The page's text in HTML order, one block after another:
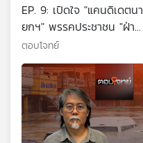
EP. 9: เปิดใจ "แคนดิเดตนา
ยกฯ" พรรคประชาชน "ฝ่า
ดงกระสุน" กวาด 250 สส.
?
ตอบโจทย์